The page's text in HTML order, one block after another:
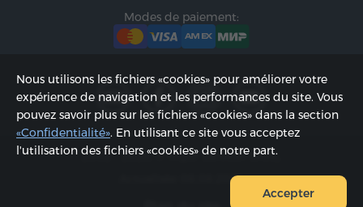
Modes de paiement:
2002 - 2026, © «Hyur Service» SARL;
Actualisée 08.08.2026
Nous utilisons les fichiers «cookies» pour améliorer votre
expérience de navigation et les performances du site. Vous
pouvez savoir plus sur les fichiers «cookies» dans la section
«Confidentialité». En utilisant ce site vous acceptez
l'utilisation des fichiers «cookies» de notre part.
Accepter